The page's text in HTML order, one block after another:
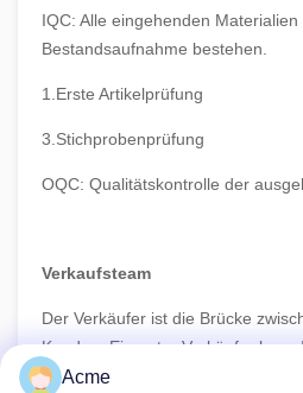
IQC: Alle eingehenden
Bestandsaufnahme bestehen.
1.Erste Artikelprüfung
3.Stichprobenprüfung
OQC: Qualitätskontrolle der
Verkaufsteam
Der Verkäufer ist die Brücke
Kunden. Ein guter Verkäufer
Zeit zu sparen.so können wir
Acme